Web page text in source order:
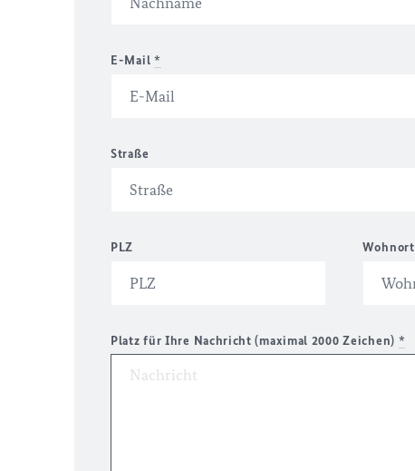
E-Mail *
Straße
PLZ Wohnort
Platz für Ihre Nachricht (maximal 2000 Zeichen) *